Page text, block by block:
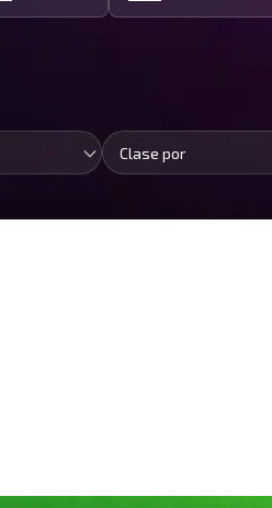
Clase por